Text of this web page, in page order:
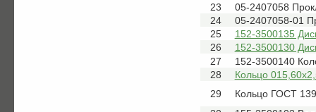
23
05-2407058
24
05-2407058-01
25
152-3500135
26
152-3500130
27
152-3500140
28
Кольцо
29
Кольцо ГОСТ